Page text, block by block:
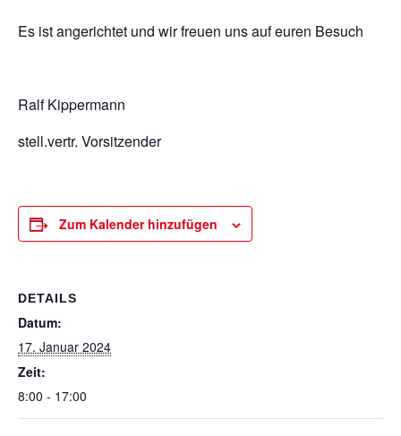
Es ist angerichtet und wir freuen uns auf euren Besuch
Ralf Kippermann
stell.vertr. Vorsitzender
Zum Kalender hinzufügen
DETAILS
Datum:
17. Januar 2024
Zeit:
8:00 - 17:00